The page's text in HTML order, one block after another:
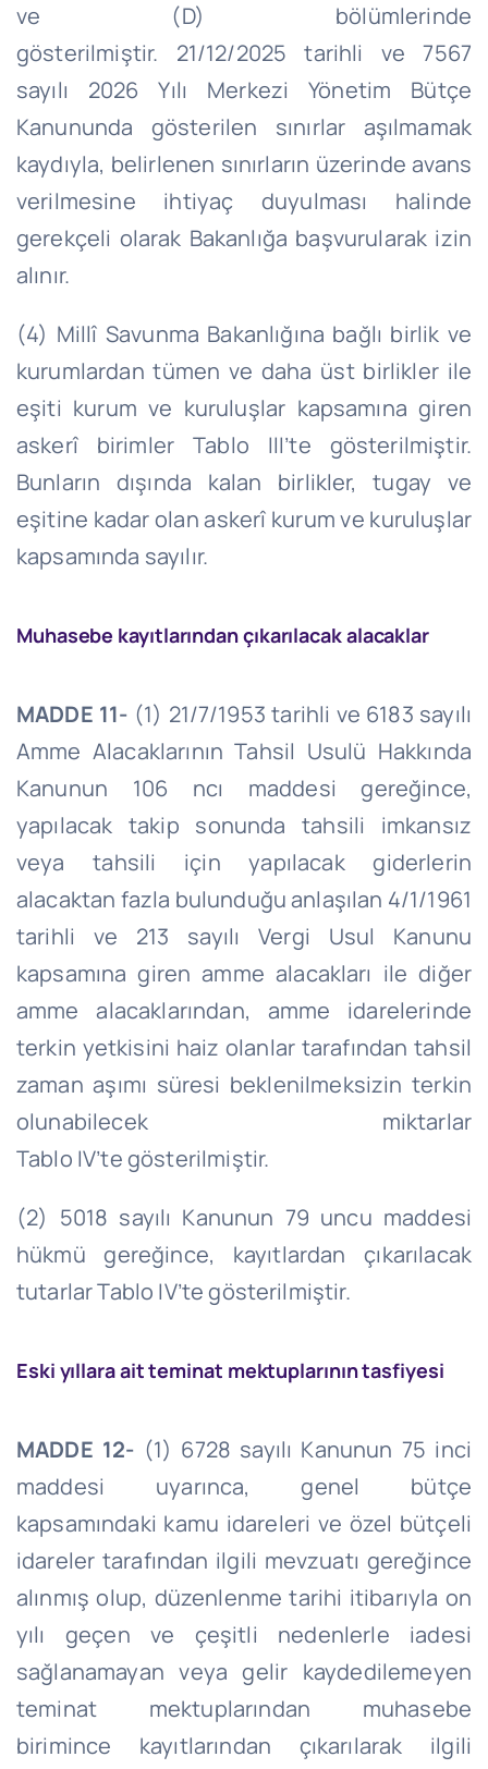
ve (D) bölümlerinde
gösterilmiştir. 21/12/2025 tarihli ve 7567
sayılı 2026 Yılı Merkezi Yönetim Bütçe
Kanununda gösterilen sınırlar aşılmamak
kaydıyla, belirlenen sınırların üzerinde avans
verilmesine ihtiyaç duyulması halinde
gerekçeli olarak Bakanlığa başvurularak izin
alınır.
(4) Millî Savunma Bakanlığına bağlı birlik ve
kurumlardan tümen ve daha üst birlikler ile
eşiti kurum ve kuruluşlar kapsamına giren
askerî birimler Tablo III’te gösterilmiştir.
Bunların dışında kalan birlikler, tugay ve
eşitine kadar olan askerî kurum ve kuruluşlar
kapsamında sayılır.
Muhasebe kayıtlarından çıkarılacak alacaklar
MADDE 11- (1) 21/7/1953 tarihli ve 6183 sayılı
Amme Alacaklarının Tahsil Usulü Hakkında
Kanunun 106 ncı maddesi gereğince,
yapılacak takip sonunda tahsili imkansız
veya tahsili için yapılacak giderlerin
alacaktan fazla bulunduğu anlaşılan 4/1/1961
tarihli ve 213 sayılı Vergi Usul Kanunu
kapsamına giren amme alacakları ile diğer
amme alacaklarından, amme idarelerinde
terkin yetkisini haiz olanlar tarafından tahsil
zaman aşımı süresi beklenilmeksizin terkin
olunabilecek miktarlar
Tablo IV’tegösterilmiştir.
(2) 5018 sayılı Kanunun 79 uncu maddesi
hükmü gereğince, kayıtlardan çıkarılacak
tutarlar Tablo IV’tegösterilmiştir.
Eski yıllara ait teminat mektuplarının tasfiyesi
MADDE 12- (1) 6728 sayılı Kanunun 75 inci
maddesi uyarınca, genel bütçe
kapsamındaki kamu idareleri ve özel bütçeli
idareler tarafından ilgili mevzuatı gereğince
alınmış olup, düzenlenme tarihi itibarıyla on
yılı geçen ve çeşitli nedenlerle iadesi
sağlanamayan veya gelir kaydedilemeyen
teminat mektuplarından muhasebe
birimince kayıtlarından çıkarılarak ilgili